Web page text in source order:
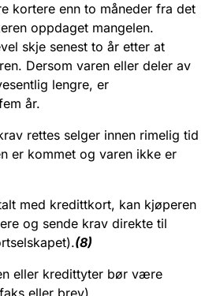
kortere enn to måneder fra det
oppdaget mangelen.
skje senest to år etter at
Dersom varen eller deler av
lengre, er
år.
rettes selger innen rimelig tid
er kommet og varen ikke er
med kredittkort, kan kjøperen
og sende krav direkte til
(8)
eller kredittyter bør være